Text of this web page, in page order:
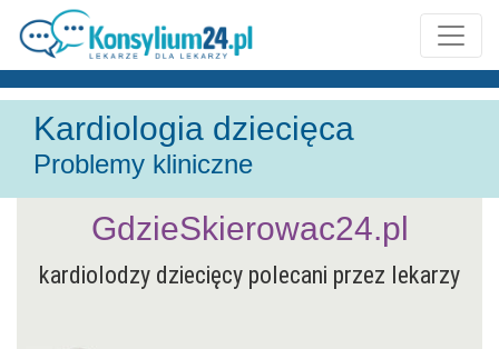
Kardiologia dziecięca
Problemy kliniczne
kardiolodzy dziecięcy polecani przez lekarzy
GdzieSkierowac24.pl